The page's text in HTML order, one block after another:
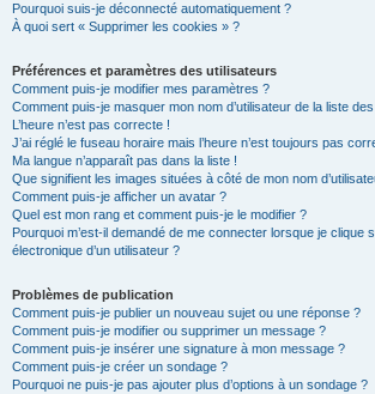
Pourquoi suis-je déconnecté automatiquement ?
À quoi sert « Supprimer les cookies » ?
Préférences et paramètres des utilisateurs
Comment puis-je modifier mes paramètres ?
Comment puis-je masquer mon nom d’utilisateur de la liste
L’heure n’est pas correcte !
J’ai réglé le fuseau horaire mais l’heure n’est toujours pas
Ma langue n’apparaît pas dans la liste !
Que signifient les images situées à côté de mon nom
Comment puis-je afficher un avatar ?
Quel est mon rang et comment puis-je le modifier ?
Pourquoi m’est-il demandé de me connecter lorsque je clique
électronique d’un utilisateur ?
Problèmes de publication
Comment puis-je publier un nouveau sujet ou une réponse ?
Comment puis-je modifier ou supprimer un message ?
Comment puis-je insérer une signature à mon message ?
Comment puis-je créer un sondage ?
Pourquoi ne puis-je pas ajouter plus d’options à un sondage ?